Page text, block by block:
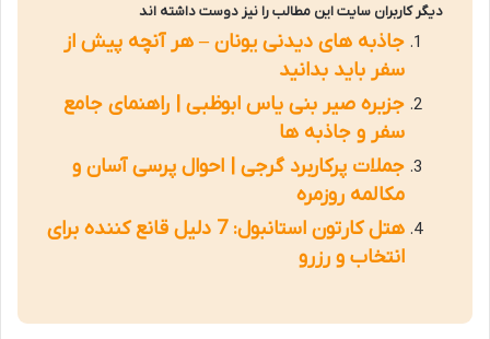
دیگر کاربران سایت این مطالب را نیز دوست داشته اند
جاذبه های دیدنی یونان – هر آنچه پیش از
سفر باید بدانید
جزیره صیر بنی یاس ابوظبی | راهنمای جامع
سفر و جاذبه ها
جملات پرکاربرد گرجی | احوال پرسی آسان و
مکالمه روزمره
هتل کارتون استانبول: 7 دلیل قانع کننده برای
انتخاب و رزرو